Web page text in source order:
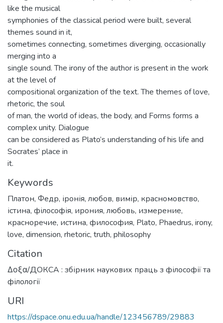
like the musical
symphonies of the classical period were built, several
themes sound in it,
sometimes connecting, sometimes diverging, occasionally
merging into a
single sound. The irony of the author is present in the work
at the level of
compositional organization of the text. The themes of love,
rhetoric, the soul
of man, the world of ideas, the body, and Forms forms a
complex unity. Dialogue
can be considered as Plato’s understanding of his life and
Socrates’ place in
it.
Keywords
Платон, Федр, іронія, любов, вимір, красномовство,
істина, філософія, ирония, любовь, измерение,
красноречие, истина, философия, Plato, Phaedrus, irony,
love, dimension, rhetoric, truth, philosophy
Citation
Δοξα/ДОКСА : збірник наукових праць з філософії та
філології
URI
https://dspace.onu.edu.ua/handle/123456789/29883